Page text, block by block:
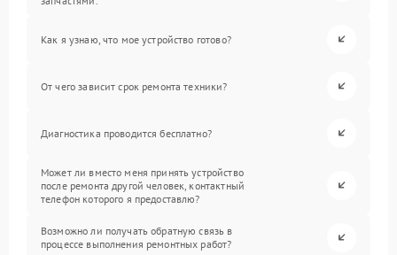
Как я узнаю, что мое устройство готово?
От чего зависит срок ремонта техники?
Диагностика проводится бесплатно?
Может ли вместо меня принять устройство
после ремонта другой человек, контактный
телефон которого я предоставлю?
Возможно ли получать обратную связь в
процессе выполнения ремонтных работ?